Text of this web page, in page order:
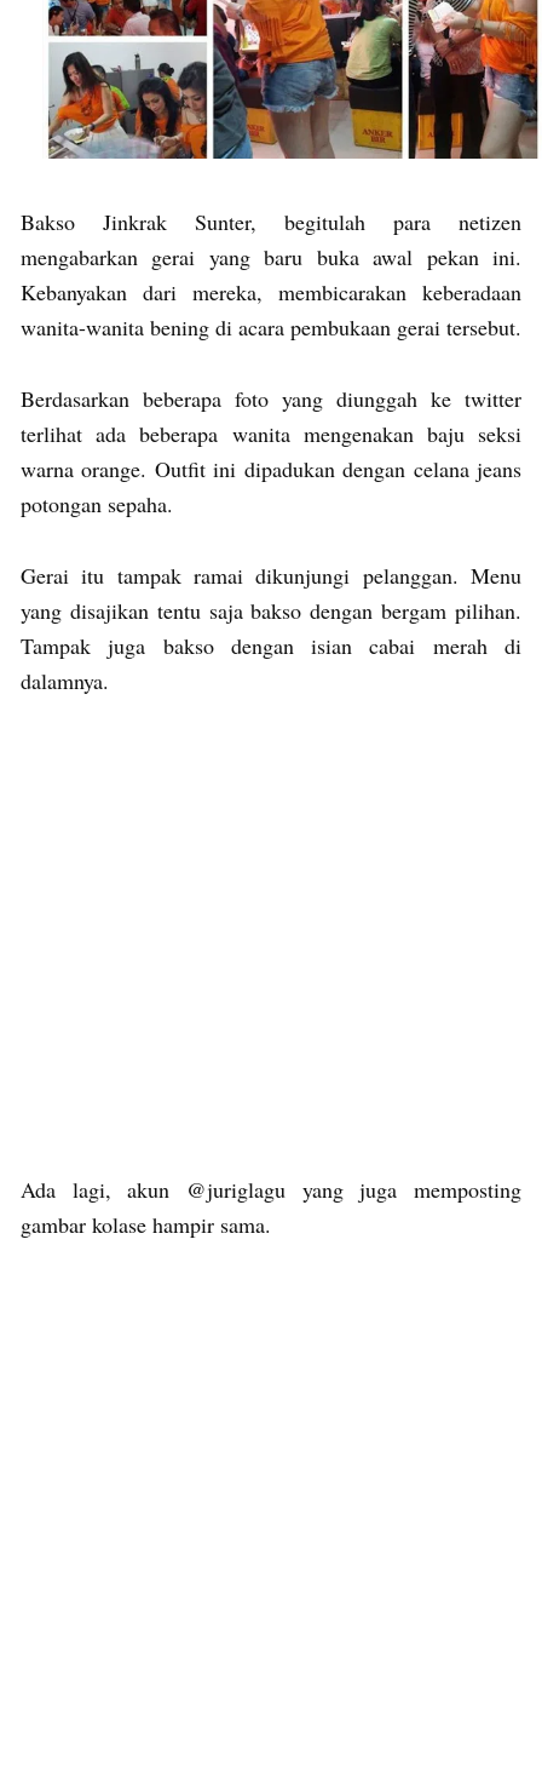
Bakso Jinkrak Sunter, begitulah para netizen
mengabarkan gerai yang baru buka awal pekan ini.
Kebanyakan dari mereka, membicarakan keberadaan
wanita-wanita bening di acara pembukaan gerai tersebut.
Berdasarkan beberapa foto yang diunggah ke twitter
terlihat ada beberapa wanita mengenakan baju seksi
warna orange. Outfit ini dipadukan dengan celana jeans
potongan sepaha.
Gerai itu tampak ramai dikunjungi pelanggan. Menu
yang disajikan tentu saja bakso dengan bergam pilihan.
Tampak juga bakso dengan isian cabai merah di
dalamnya.
Ada lagi, akun @juriglagu yang juga memposting
gambar kolase hampir sama.